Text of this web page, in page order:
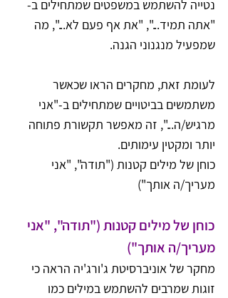
נטייה להשתמש במשפטים שמתחילים ב-
"אתה תמיד...", "את אף פעם לא...", מה
שמפעיל מנגנוני הגנה.
לעומת זאת, מחקרים הראו שכאשר
משתמשים בביטויים שמתחילים ב-"אני
מרגיש/ה...", זה מאפשר תקשורת פתוחה
יותר ומקטין עימותים.
כוחן של מילים קטנות ("תודה", "אני
מעריך/ה אותך")
כוחן של מילים קטנות ("תודה", "אני
מעריך/ה אותך")
מחקר של אוניברסיטת ג'ורג'יה הראה כי
זוגות שמרבים להשתמש במילים כמו